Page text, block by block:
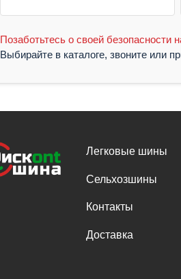
Позаботьтесь о своей безопасности
Выбирайте в каталоге, звоните или
Легковые шины
Сельхозшины
Контакты
Доставка